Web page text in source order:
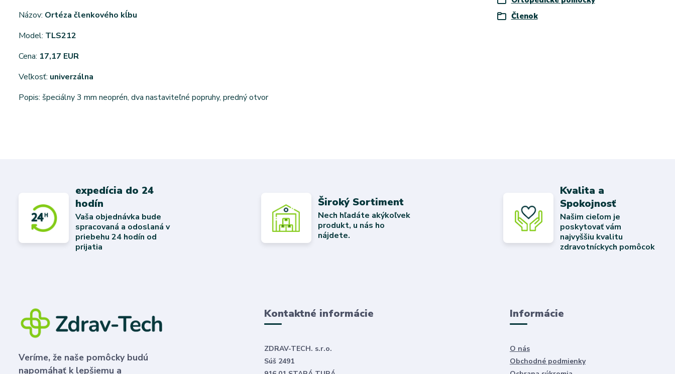
Názov: Ortéza členkového kĺbu
Model: TLS212
Cena: 17,17 EUR
Veľkosť: univerzálna
Popis: špeciálny 3 mm neoprén, dva nastaviteľné popruhy, predný otvor
Členok
expedícia do 24
hodín
Vaša objednávka bude
spracovaná a odoslaná v
priebehu 24 hodín od
prijatia
Široký Sortiment
Nech hľadáte akýkoľvek
produkt, u nás ho
nájdete.
Kvalita a
Spokojnosť
Našim cieľom je
poskytovať vám
najvyššiu kvalitu
zdravotníckych pomôcok
Veríme, že naše pomôcky budú
napomáhať k lepšiemu a
Kontaktné informácie
ZDRAV-TECH. s.r.o.
Súš 2491
Informácie
O nás
Obchodné podmienky